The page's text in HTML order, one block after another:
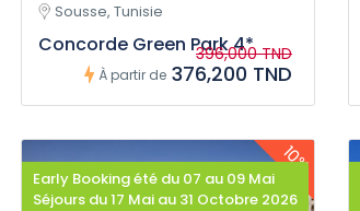
Sousse, Tunisie
Concorde Green Park 4*
À partir de
396,000 TND
376,200 TND
10%
Early Booking été du 07 au 09 Mai
Séjours du 17 Mai au 31 Octobre 2026